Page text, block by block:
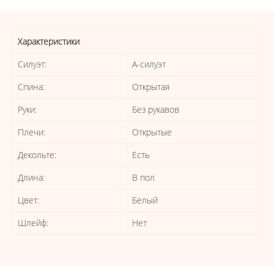
Характеристики
Силуэт:
А-силуэт
Спина:
Открытая
Руки:
Без рукавов
Плечи:
Открытые
Декольте:
Есть
Длина:
В пол
Цвет:
Белый
Шлейф:
Нет